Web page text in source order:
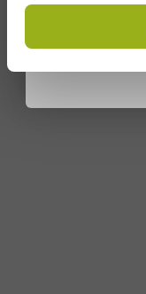
Door je in